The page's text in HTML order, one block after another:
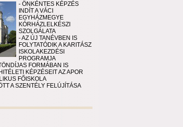
- ÖNKÉNTES KÉPZÉS
INDÍT A VÁCI
EGYHÁZMEGYE
KÓRHÁZLELKÉSZI
SZOLGÁLATA
- AZ ÚJ TANÉVBEN IS
FOLYTATÓDIK A KARITÁSZ
ISKOLAKEZDÉSI
PROGRAMJA
FORMÁBAN IS
KÉPZÉSEIT AZ APOR
FŐISKOLA
A SZENTÉLY FELÚJÍTÁSA